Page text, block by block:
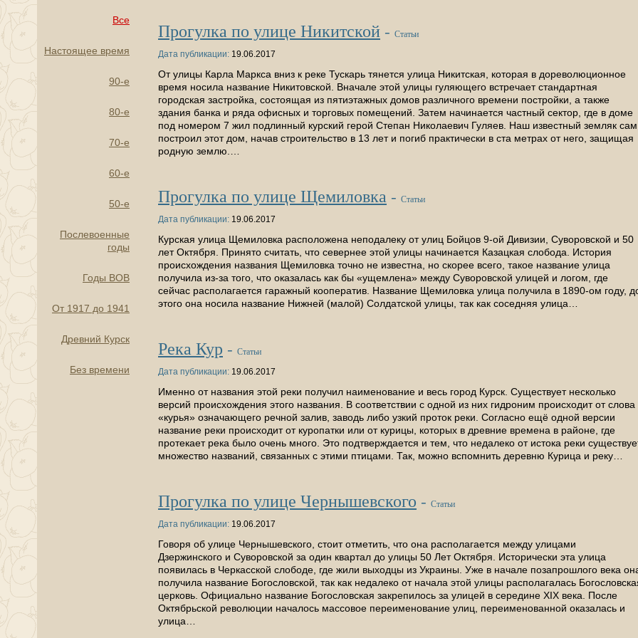
Все
Настоящее время
90-е
80-е
70-е
60-е
50-е
Послевоенные
годы
Годы ВОВ
От 1917 до 1941
Древний Курск
Без времени
Прогулка по улице Никитской - Статьи
Дата публикации: 19.06.2017
От улицы Карла Маркса вниз к реке Тускарь тянется улица Никитская, которая в дореволюционное
время носила название Никитовской. Вначале этой улицы гуляющего встречает стандартная
городская застройка, состоящая из пятиэтажных домов различного времени постройки, а также
здания банка и ряда офисных и торговых помещений. Затем начинается частный сектор, где в доме
под номером 7 жил подлинный курский герой Степан Николаевич Гуляев. Наш известный земляк сам
построил этот дом, начав строительство в 13 лет и погиб практически в ста метрах от него, защищая
родную землю.…
Прогулка по улице Щемиловка - Статьи
Дата публикации: 19.06.2017
Курская улица Щемиловка расположена неподалеку от улиц Бойцов 9-ой Дивизии, Суворовской и 50
лет Октября. Принято считать, что севернее этой улицы начинается Казацкая слобода. История
происхождения названия Щемиловка точно не известна, но скорее всего, такое название улица
получила из-за того, что оказалась как бы «ущемлена» между Суворовской улицей и логом, где
сейчас располагается гаражный кооператив. Название Щемиловка улица получила в 1890-ом году,
этого она носила название Нижней (малой) Солдатской улицы, так как соседняя улица…
Река Кур - Статьи
Дата публикации: 19.06.2017
Именно от названия этой реки получил наименование и весь город Курск. Существует несколько
версий происхождения этого названия. В соответствии с одной из них гидроним происходит от слова
«курья» означающего речной залив, заводь либо узкий проток реки. Согласно ещё одной версии
название реки происходит от куропатки или от курицы, которых в древние времена в районе, где
протекает река было очень много. Это подтверждается и тем, что недалеко от истока реки
множество названий, связанных с этими птицами. Так, можно вспомнить деревню Курица и реку…
Прогулка по улице Чернышевского - Статьи
Дата публикации: 19.06.2017
Говоря об улице Чернышевского, стоит отметить, что она располагается между улицами
Дзержинского и Суворовской за один квартал до улицы 50 Лет Октября. Исторически эта улица
появилась в Черкасской слободе, где жили выходцы из Украины. Уже в начале позапрошлого века
получила название Богословской, так как недалеко от начала этой улицы располагалась
церковь. Официально название Богословская закрепилось за улицей в середине XIX века. После
Октябрьской революции началось массовое переименование улиц, переименованной оказалась и
улица…